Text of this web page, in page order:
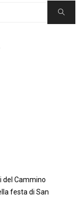
Ricerca
del Cammino
festa di San